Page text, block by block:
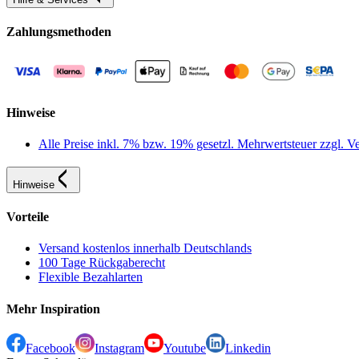
Zahlungsmethoden
Hinweise
Alle Preise inkl. 7% bzw. 19% gesetzl. Mehrwertsteuer zzgl.
Hinweise
Vorteile
Versand kostenlos innerhalb Deutschlands
100 Tage Rückgaberecht
Flexible Bezahlarten
Mehr Inspiration
Facebook Instagram Youtube
Linkedin